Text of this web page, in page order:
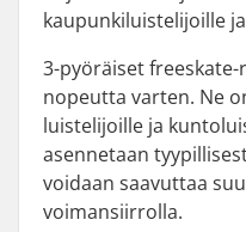
kaupunkiluistelijoille
3-pyöräiset
nopeutta varten. Ne
luistelijoille ja
asennetaan
voidaan saavuttaa
voimansiirrolla.